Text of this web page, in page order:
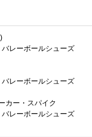
バレーボールシューズ
バレーボールシューズ
カー・スパイク
バレーボールシューズ